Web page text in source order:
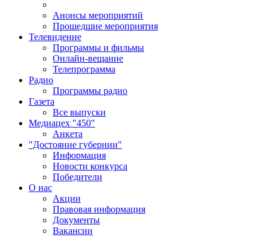
Анонсы мероприятий
Прошедшие мероприятия
Телевидение
Программы и фильмы
Онлайн-вещание
Телепрограмма
Радио
Программы радио
Газета
Все выпуски
Медиацех "450"
Анкета
"Достояние губернии"
Информация
Новости конкурса
Победители
О нас
Акции
Правовая информация
Документы
Вакансии